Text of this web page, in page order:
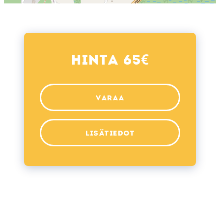
Hinta 65€
VARAA
LISÄTIEDOT